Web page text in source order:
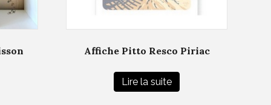
Affiche Pitto Resco Piriac
Lire la suite